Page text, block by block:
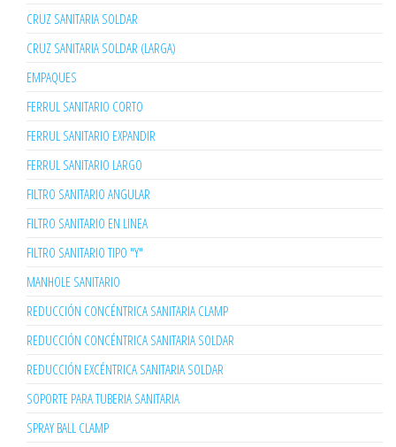
CRUZ SANITARIA SOLDAR
CRUZ SANITARIA SOLDAR (LARGA)
EMPAQUES
FERRUL SANITARIO CORTO
FERRUL SANITARIO EXPANDIR
FERRUL SANITARIO LARGO
FILTRO SANITARIO ANGULAR
FILTRO SANITARIO EN LINEA
FILTRO SANITARIO TIPO "Y"
MANHOLE SANITARIO
REDUCCIÓN CONCÉNTRICA SANITARIA CLAMP
REDUCCIÓN CONCÉNTRICA SANITARIA SOLDAR
REDUCCIÓN EXCÉNTRICA SANITARIA SOLDAR
SOPORTE PARA TUBERIA SANITARIA
SPRAY BALL CLAMP